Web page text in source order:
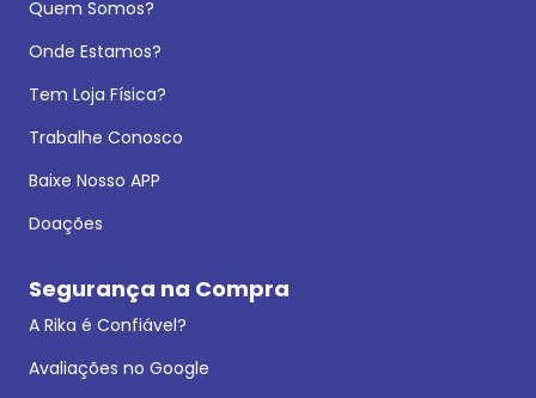
Quem Somos?
Onde Estamos?
Tem Loja Física?
Trabalhe Conosco
Baixe Nosso APP
Doações
Segurança na Compra
A Rika é Confiável?
Avaliações no Google